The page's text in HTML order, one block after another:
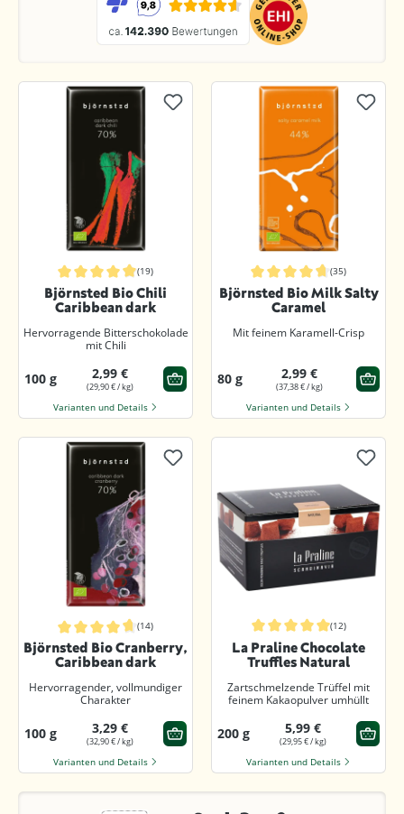
Durchschnittliche Bewertung von 4.8 von 5 Sternen
(19)
Björnsted Bio Chili
Caribbean dark
Hervorragende Bitterschokolade
mit Chili
100 g 2,99 €
(29,90 € / kg)
Varianten und Details
Durchschnittliche Bewertung von
(35)
Björnsted Bio Milk Salty
Caramel
Mit feinem Karamell-Crisp
80 g 2,99 €
(37,38 € / kg)
Varianten und Details
Durchschnittliche Bewertung von 4.8 von 5 Sternen
(14)
Björnsted Bio Cranberry,
Caribbean dark
Hervorragender, vollmundiger
Charakter
100 g 3,29 €
(32,90 € / kg)
Varianten und Details
Durchschnittliche Bewertung von 5
(12)
La Praline Chocolate
Truffles Natural
Zartschmelzende Trüffel mit
feinem Kakaopulver umhüllt
200 g 5,99 €
(29,95 € / kg)
Varianten und Details